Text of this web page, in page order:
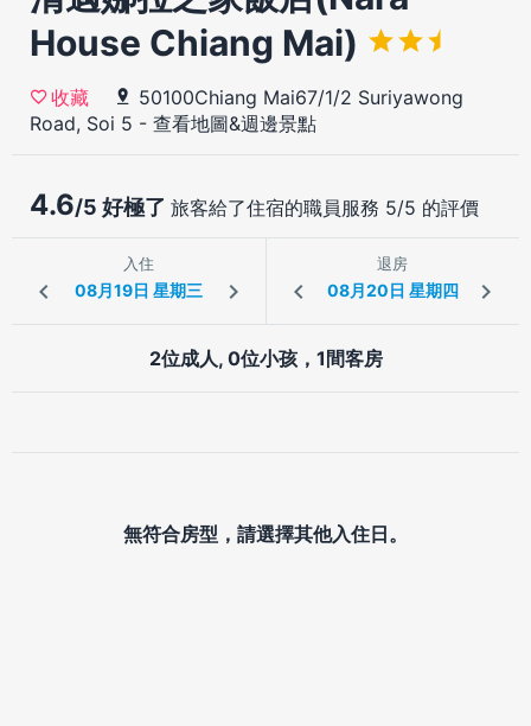
House Chiang Mai)
收藏
50100Chiang Mai67/1/2 Suriyawong
Road, Soi 5 - 查看地圖&週邊景點
4.6/5 好極了 旅客給了住宿的職員服務 5/5 的評價
入住 退房
2位成人, 0位小孩，1間客房
無符合房型，請選擇其他入住日。